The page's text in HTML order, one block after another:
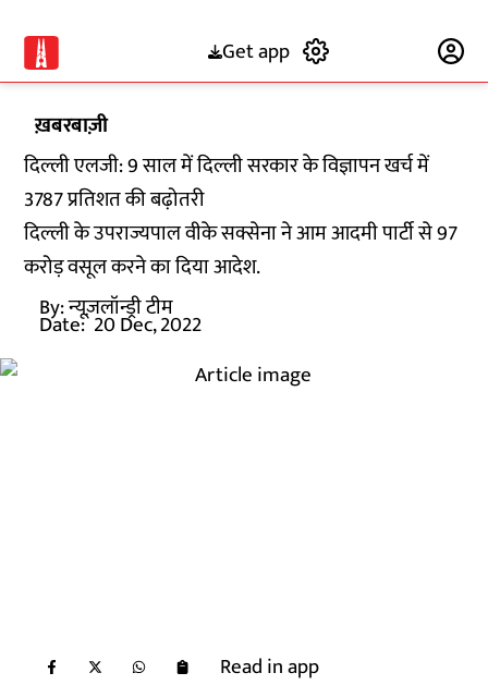
Get app
ख़बरबाज़ी
दिल्ली एलजी: 9 साल में दिल्ली सरकार के विज्ञापन खर्च में
3787 प्रतिशत की बढ़ोतरी
दिल्ली के उपराज्यपाल वीके सक्सेना ने आम आदमी पार्टी से 97
करोड़ वसूल करने का दिया आदेश.
By:न्यूज़लॉन्ड्री टीम
Date: 20 Dec, 2022
Read in app